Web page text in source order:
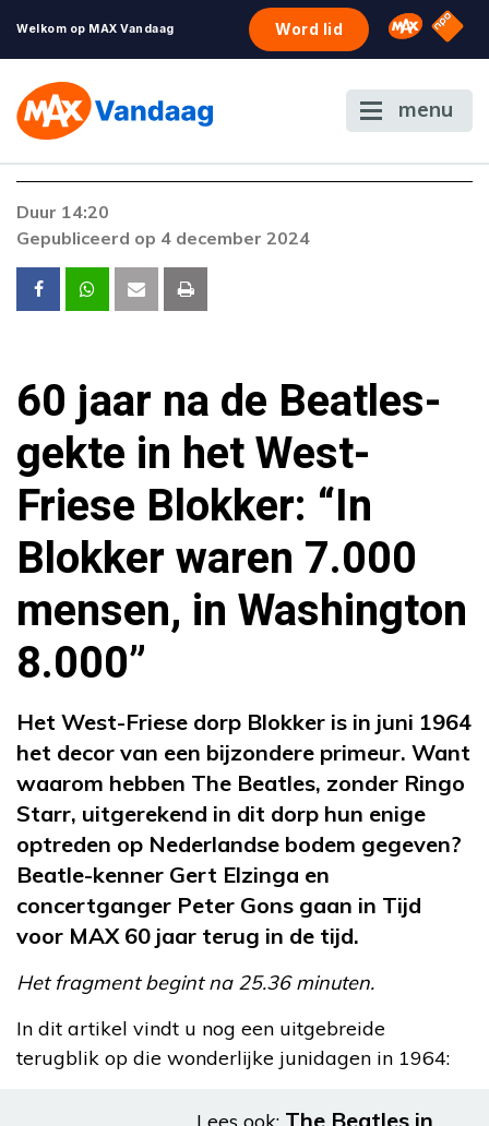
Welkom op MAX Vandaag Word lid Omroep
NPO
menu
Er is een licentie-fout opgetreden. Als het
contact op met onze klantenservice.
Duur 14:20
Gepubliceerd op 4 december 2024
60 jaar na de Beatles-
gekte in het West-
Friese Blokker: “In
Blokker waren 7.000
mensen, in Washington
8.000”
Het West-Friese dorp Blokker is in juni 1964
het decor van een bijzondere primeur. Want
waarom hebben The Beatles, zonder Ringo
Starr, uitgerekend in dit dorp hun enige
optreden op Nederlandse bodem gegeven?
Beatle-kenner Gert Elzinga en
concertganger Peter Gons gaan in Tijd
voor MAX 60 jaar terug in de tijd.
Het fragment begint na 25.36 minuten.
In dit artikel vindt u nog een uitgebreide
terugblik op die wonderlijke junidagen in 1964:
The Beatles in